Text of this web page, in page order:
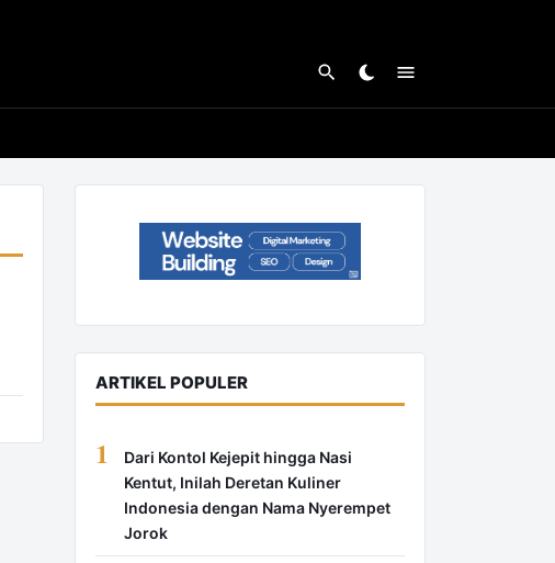
ARTIKEL POPULER
1
Dari Kontol Kejepit hingga Nasi
Kentut, Inilah Deretan Kuliner
Indonesia dengan Nama Nyerempet
Jorok